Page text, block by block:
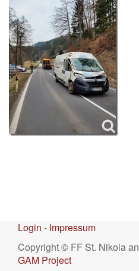
Login - Impressum
Copyright © FF St. Nikola
GAM Project